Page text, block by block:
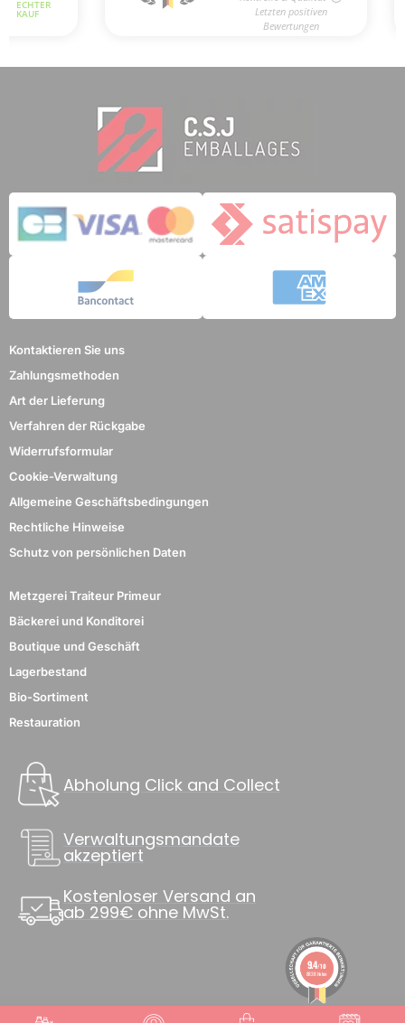
3 noten
Kontaktieren Sie uns
Zahlungsmethoden
Art der Lieferung
Verfahren der Rückgabe
Widerrufsformular
Cookie-Verwaltung
Allgemeine Geschäftsbedingungen
Rechtliche Hinweise
Schutz von persönlichen Daten
Metzgerei Traiteur Primeur
Bäckerei und Konditorei
Boutique und Geschäft
Lagerbestand
Bio-Sortiment
Restauration
Abholung Click and Collect
Verwaltungsmandate
akzeptiert
Kostenloser Versand an
ab 299€ ohne MwSt.
9.4/10
8838 Noten